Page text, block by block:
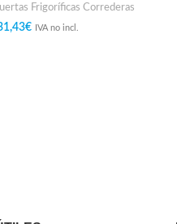
Frigoríficas Correderas
€ IVA no incl.